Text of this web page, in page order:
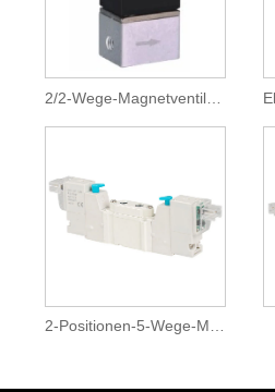
2/2-Wege-Magnetventile mit 2 Positionen
2-Positionen-5-Wege-Magnetventile